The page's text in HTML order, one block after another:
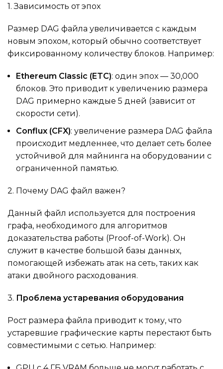
1. Зависимость от эпох
Размер DAG файла увеличивается с каждым
новым эпохом, который обычно соответствует
фиксированному количеству блоков. Например:
Ethereum Classic (ETC): один эпох — 30,000
блоков. Это приводит к увеличению размера
DAG примерно каждые 5 дней (зависит от
скорости сети).
Conflux (CFX): увеличение размера DAG файла
происходит медленнее, что делает сеть более
устойчивой для майнинга на оборудовании с
ограниченной памятью.
2. Почему DAG файл важен?
Данный файл используется для построения
графа, необходимого для алгоритмов
доказательства работы (Proof-of-Work). Он
служит в качестве большой базы данных,
помогающей избежать атак на сеть, таких как
атаки двойного расходования.
3. Проблема устаревания оборудования
Рост размера файла приводит к тому, что
устаревшие графические карты перестают быть
совместимыми с сетью. Например: